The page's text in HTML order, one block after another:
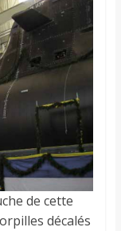
de cette
décalés